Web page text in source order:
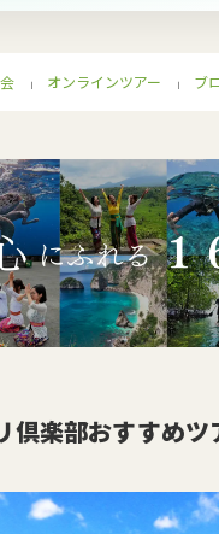
｜ オンラインツアー ｜ ブ
倶楽部おすすめツ